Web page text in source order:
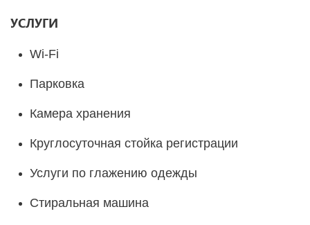
УСЛУГИ
Wi-Fi
Парковка
Камера хранения
Круглосуточная стойка регистрации
Услуги по глажению одежды
Стиральная машина